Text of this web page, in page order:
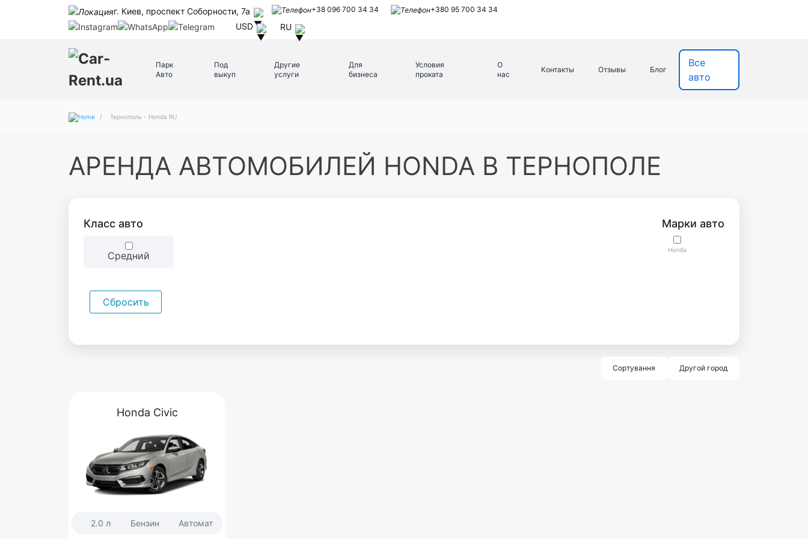
г. Киев, проспект Соборности, 7а +38 096 700 34 34 +380 95 700 34 34
USD RU
Парк
Авто
Под
выкуп
Другие
услуги
Для
бизнеса
Условия
проката
О
нас
Контакты Отзывы Блог
Все
авто
/ Тернополь - Honda RU
АРЕНДА АВТОМОБИЛЕЙ HONDA В ТЕРНОПОЛЕ
Класc авто
Средний
Марки авто
Honda
Сбросить
Сортування Другой город
Honda Civic
2.0 л Бензин Автомат